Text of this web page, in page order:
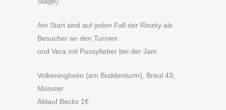
Am Start sind auf jeden Fall der Rinzky als
Besucher an den Turnies
und Vera mit Pussyfieber bei der Jam
Volkeningheim (am Buddenturm), Breul 43,
Münster
Ablauf Becks 1€